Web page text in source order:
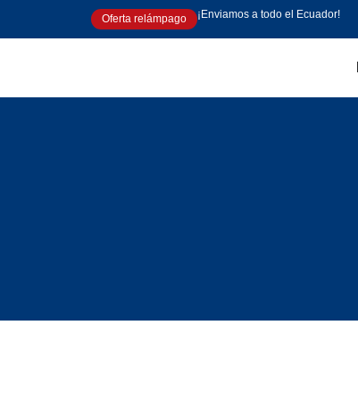
Oferta relámpago ¡Enviamos a todo el Ecuador!